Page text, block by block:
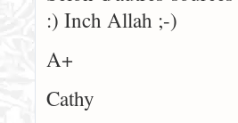
:) Inch Allah ;-)
A+
Cathy